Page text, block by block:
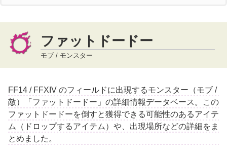
ファットドードー
モブ / モンスター
FF14 / FFXIV のフィールドに出現するモンスター（モブ /
敵）「ファットドードー」の詳細情報データベース。この
ファットドードーを倒すと獲得できる可能性のあるアイテ
ム（ドロップするアイテム）や、出現場所などの詳細をま
とめました。